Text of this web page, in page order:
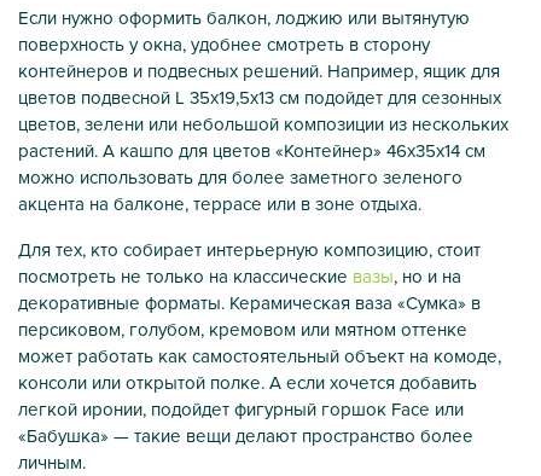
Если нужно оформить балкон, лоджию или вытянутую
поверхность у окна, удобнее смотреть в сторону
контейнеров и подвесных решений. Например, ящик для
цветов подвесной L 35х19,5х13 см подойдет для сезонных
цветов, зелени или небольшой композиции из нескольких
растений. А кашпо для цветов «Контейнер» 46х35х14 см
можно использовать для более заметного зеленого
акцента на балконе, террасе или в зоне отдыха.
Для тех, кто собирает интерьерную композицию, стоит
посмотреть не только на классические вазы, но и на
декоративные форматы. Керамическая ваза «Сумка» в
персиковом, голубом, кремовом или мятном оттенке
может работать как самостоятельный объект на комоде,
консоли или открытой полке. А если хочется добавить
легкой иронии, подойдет фигурный горшок Face или
«Бабушка» — такие вещи делают пространство более
личным.